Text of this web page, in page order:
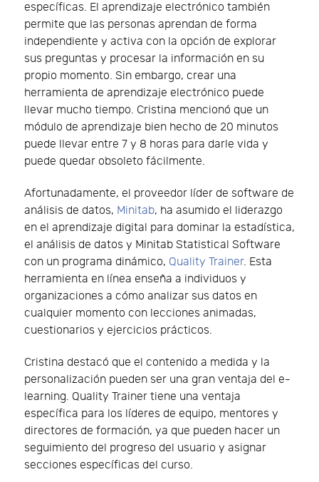
específicas. El aprendizaje electrónico también
permite que las personas aprendan de forma
independiente y activa con la opción de explorar
sus preguntas y procesar la información en su
propio momento. Sin embargo, crear una
herramienta de aprendizaje electrónico puede
llevar mucho tiempo. Cristina mencionó que un
módulo de aprendizaje bien hecho de 20 minutos
puede llevar entre 7 y 8 horas para darle vida y
puede quedar obsoleto fácilmente.
Afortunadamente, el proveedor líder de software de
análisis de datos, Minitab, ha asumido el liderazgo
en el aprendizaje digital para dominar la estadística,
el análisis de datos y Minitab Statistical Software
con un programa dinámico, Quality Trainer. Esta
herramienta en línea enseña a individuos y
organizaciones a cómo analizar sus datos en
cualquier momento con lecciones animadas,
cuestionarios y ejercicios prácticos.
Cristina destacó que el contenido a medida y la
personalización pueden ser una gran ventaja del e-
learning. Quality Trainer tiene una ventaja
específica para los líderes de equipo, mentores y
directores de formación, ya que pueden hacer un
seguimiento del progreso del usuario y asignar
secciones específicas del curso.